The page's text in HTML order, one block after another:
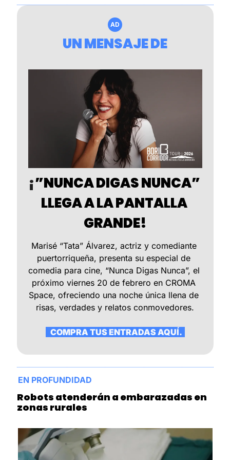
AD
UN MENSAJE DE
¡”NUNCA DIGAS NUNCA”
LLEGA A LA PANTALLA
GRANDE!
Marisé “Tata” Álvarez, actriz y comediante
puertorriqueña, presenta su especial de
comedia para cine, “Nunca Digas Nunca”, el
próximo viernes 20 de febrero en CROMA
Space, ofreciendo una noche única llena de
risas, verdades y relatos conmovedores.
   COMPRA TUS ENTRADAS AQUÍ.
EN PROFUNDIDAD
Robots atenderán a embarazadas en
zonas rurales